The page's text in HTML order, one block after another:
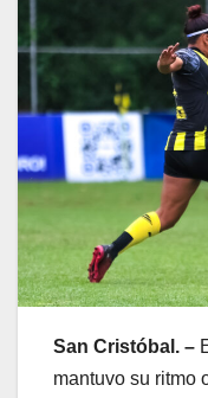
San Cristóbal. –
mantuvo su ritmo